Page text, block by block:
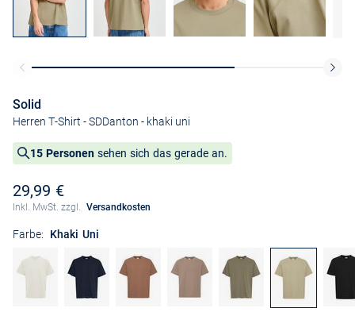
Solid
Herren T-Shirt - SDDanton - khaki uni
15 Personen sehen sich das gerade an.
29,99 €
Inkl. MwSt. zzgl. Versandkosten
Farbe: Khaki Uni